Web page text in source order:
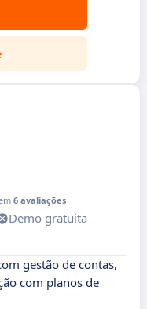
6 avaliações
Demo gratuita
gestão de contas,
com planos de